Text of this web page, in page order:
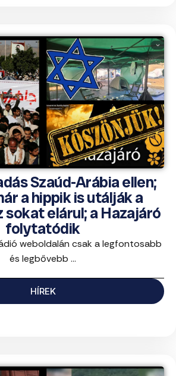
Szaúd-Arábia ellen;
a hippik is utálják a
sokat elárul; a Hazajáró
folytatódik
weboldalán csak a legfontosabb
és legbővebb ...
HÍREK